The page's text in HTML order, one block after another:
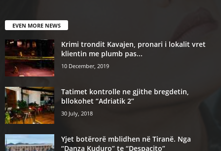
EVEN MORE NEWS
Krimi trondit Kavajen, pronari i lokalit vret
klientin me plumb pas...
10 December, 2019
Tatimet kontrolle ne gjithe bregdetin,
bllokohet “Adriatik 2”
30 July, 2018
Yjet botërorë mblidhen në Tiranë. Nga
“Danza Kuduro” te “Despacito”